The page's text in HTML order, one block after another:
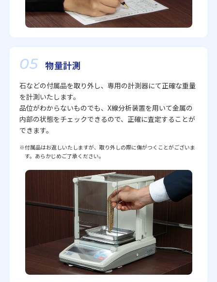
05 物量計測
石などの付属品を取り外し、専用の計測器にて正確な重量
を計測いたします。
品位がわからないものでも、X線分析装置を用いて金属の
内部の状態をチェックできるので、正確に査定することが
できます。
※付属品はお返しいたしますが、取り外しの際に傷がつくことがございま
す。あらかじめご了承ください。